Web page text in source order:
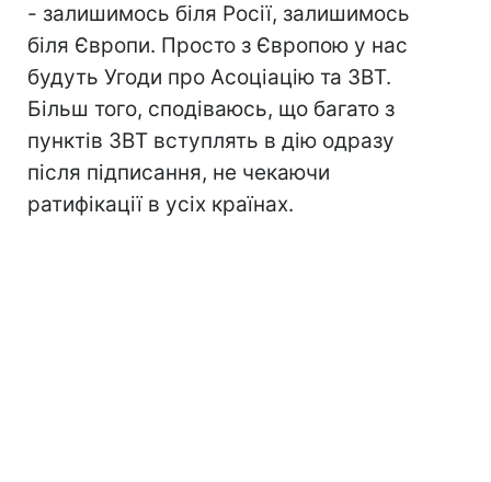
- залишимось біля Росії, залишимось
біля Європи. Просто з Європою у нас
будуть Угоди про Асоціацію та ЗВТ.
Більш того, сподіваюсь, що багато з
пунктів ЗВТ вступлять в дію одразу
після підписання, не чекаючи
ратифікації в усіх країнах.